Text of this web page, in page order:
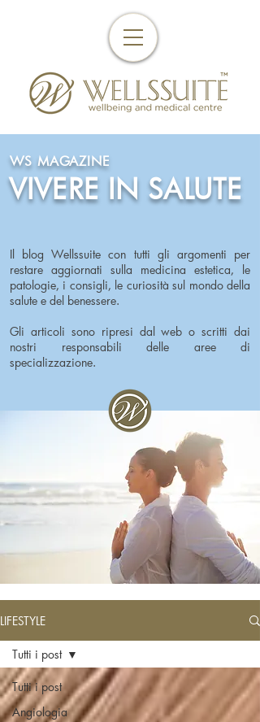
WS MAGAZINE
VIVERE IN SALUTE
Il blog Wellssuite con tutti gli argomenti per
restare aggiornati sulla medicina estetica, le
patologie, i consigli, le curiosità sul mondo della
salute e del benessere.
Gli articoli sono ripresi dal web o scritti dai
nostri responsabili delle aree di
specializzazione.
LIFESTYLE
Tutti i post
Angiologia
Tutti i post